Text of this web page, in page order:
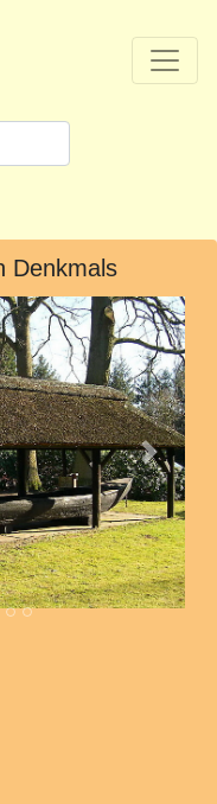
Denkmals